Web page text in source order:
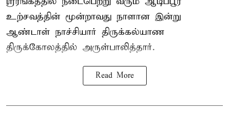
உற்சவத்தின் மூன்றாவது நாளான இன்று
ஆண்டாள் நாச்சியார் திருக்கல்யாண
திருக்கோலத்தில் அருள்பாலித்தார்.
Read More